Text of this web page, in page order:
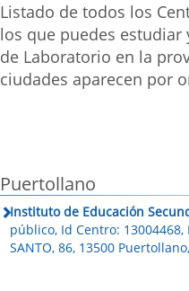
Listado de todos los
los que puedes
de Laboratorio en la
ciudades aparecen por
Puertollano
Instituto de Educación
público, Id Centro: 13004468,
SANTO, 86, 13500